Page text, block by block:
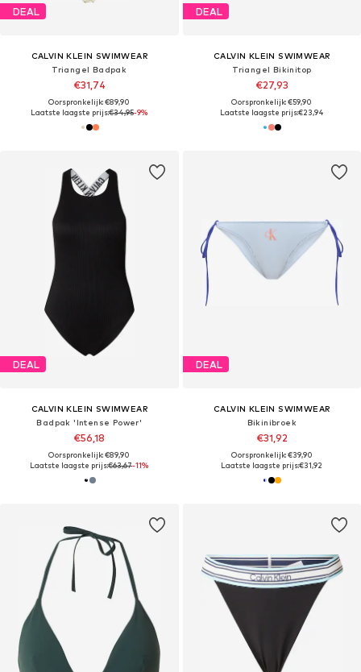
DEAL
CALVIN KLEIN SWIMWEAR
Triangel Badpak
€31,74
Oorspronkelijk: €89,90
Laatste laagste prijs:€34,95-9%
DEAL
CALVIN KLEIN SWIMWEAR
Triangel Bikinitop
€27,93
Oorspronkelijk: €59,90
Laatste laagste prijs:€23,94
DEAL
CALVIN KLEIN SWIMWEAR
Badpak 'Intense Power'
€56,18
Oorspronkelijk: €89,90
Laatste laagste prijs:€63,67-11%
DEAL
CALVIN KLEIN SWIMWEAR
Bikinibroek
€31,92
Oorspronkelijk: €39,90
Laatste laagste prijs:€31,92